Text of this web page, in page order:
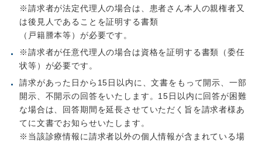
※請求者が法定代理人の場合は、患者さん本人の親権者又
は後見人であることを証明する書類
（戸籍謄本等）が必要です。
※請求者が任意代理人の場合は資格を証明する書類（委任
状等）が必要です。
請求があった日から15日以内に、文書をもって開示、一部
開示、不開示の回答をいたします。15日以内に回答が困難
な場合は、回答期間を延長させていただく旨を請求者様あ
てに文書でお知らせいたします。
※当該診療情報に請求者以外の個人情報が含まれている場